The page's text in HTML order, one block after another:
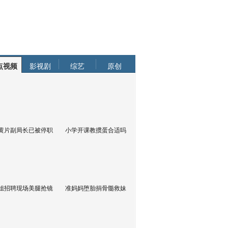
视频 影视剧 综艺 原创
片副局长已被停职 小学开课教掼蛋合适吗
招聘现场美腿抢镜 准妈妈堕胎捐骨髓救妹